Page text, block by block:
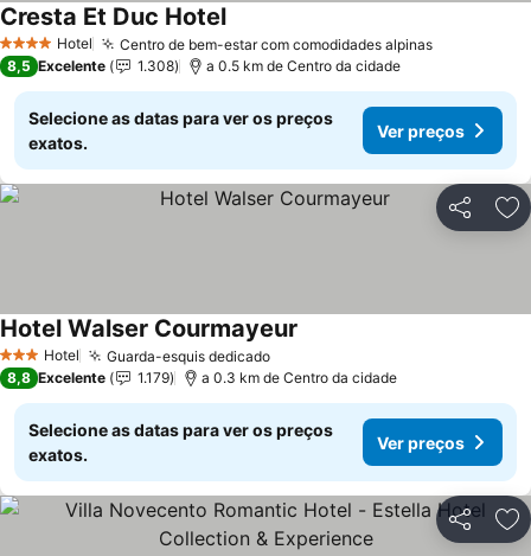
4 EstrelasHotel Centro de bem-estar com comodidades alpinas
Cresta Et Duc Hotel
8,5 Excelente 1.308 a 0.5 km de Centro da cidade
Selecione as datas para ver os preços
exatos.
Ver preços
Partilhar
3 EstrelasHotel Guarda-esquis dedicado
Hotel Walser Courmayeur
8,8 Excelente 1.179 a 0.3 km de Centro da cidade
Selecione as datas para ver os preços
exatos.
Ver preços
Partilhar